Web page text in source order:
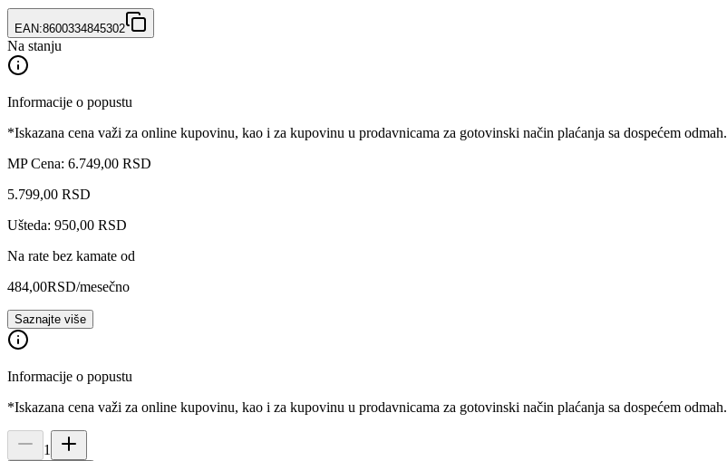
EAN:8600334845302
Na stanju
Informacije o popustu
*Iskazana cena važi za online kupovinu, kao i za kupovinu u prodavnicama za gotovinski način plaćanja sa dospećem odmah.
MP Cena: 6.749,00 RSD
5.799,00 RSD
Ušteda: 950,00 RSD
Na rate bez kamate od
484,00RSD/mesečno
Saznajte više
Informacije o popustu
*Iskazana cena važi za online kupovinu, kao i za kupovinu u prodavnicama za gotovinski način plaćanja sa dospećem odmah.
1